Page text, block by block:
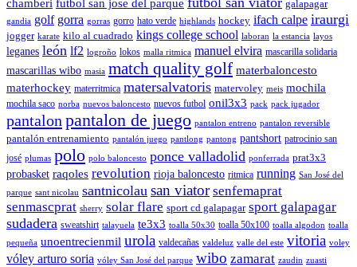
futbol san jose del parque galapagar
gandia golf gorra gorras gorro hato verde highlands hockey ifach calpe iraurgi
jogger karate kilo al cuadrado kings college school laboran la estancia layos
leganes león lf2 logroño lokos malla ritmica manuel elvira mascarilla solidaria
mascarillas wibo masia match quality golf materbaloncesto
materhockey materritmica matersalvatoris matervoley meis mochila
mochila saco norba nuevos baloncesto nuevos futbol onil3x3 pack pack jugador
pantalon pantalon de juego pantalon entreno pantalon reversible
pantalón entrenamiento pantalón juego pantlong pantong pantshort patrocinio san
josé plumas polo polo baloncesto ponce valladolid ponferrada prat3x3
probasket raqoles revolution rioja baloncesto ritmica running San José del
parque sant nicolau santnicolau san viator senfemaprat
senmascprat sherry solar flare sport cd galapagar sport galapagar
sudadera sweatshirt talayuela te3x3 toalla 50x30 toalla 50x100 toalla algodon toalla
pequeña unoentrecienmil urola valdecañas valdeluz valle del este vitoria voley
vóley arturo soria vóley San José del parque wibo zamarat zaudin zuasti